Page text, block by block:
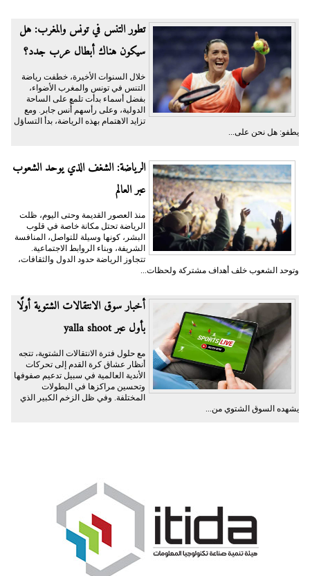
تطور التنس في تونس والمغرب: هل
سيكون هناك أبطال عرب جدد؟
خلال السنوات الأخيرة، خطفت رياضة
التنس في تونس والمغرب الأضواء،
بفضل أسماء بدأت تلمع على الساحة
الدولية، وعلى رأسهم أُنس جابر. ومع
تزايد الاهتمام بهذه الرياضة، بدأ التساؤل
يطفو: هل نحن على...
الرياضة: الشغف الذي يوحد الشعوب
عبر العالم
منذ العصور القديمة وحتى اليوم، ظلت
الرياضة تحتل مكانة خاصة في قلوب
البشر، كونها وسيلة للتواصل، المنافسة
الشريفة، وبناء الروابط الاجتماعية.
تتجاوز الرياضة حدود الدول والثقافات،
وتوحد الشعوب خلف أهداف مشتركة ولحظات...
أخبار سوق الانتقالات الشتوية أولًا
بأول عبر yalla shoot
مع حلول فترة الانتقالات الشتوية، تتجه
أنظار عشاق كرة القدم إلى تحركات
الأندية العالمية في سبيل تدعيم صفوفها
وتحسين مراكزها في البطولات
المختلفة. وفي ظل الزخم الكبير الذي
يشهده السوق الشتوي من...